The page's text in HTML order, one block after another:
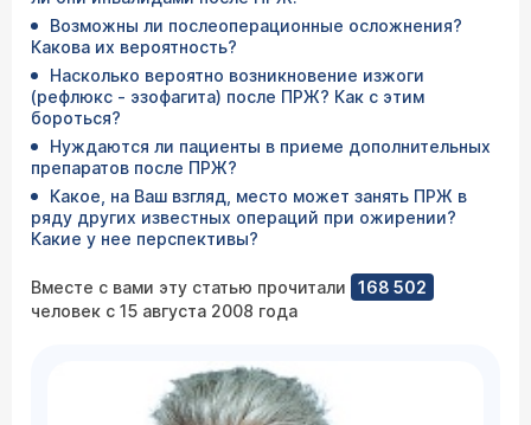
Возможны ли послеоперационные осложнения?
Какова их вероятность?
Насколько вероятно возникновение изжоги
(рефлюкс - эзофагита) после ПРЖ? Как с этим
бороться?
Нуждаются ли пациенты в приеме дополнительных
препаратов после ПРЖ?
Какое, на Ваш взгляд, место может занять ПРЖ в
ряду других известных операций при ожирении?
Какие у нее перспективы?
Вместе с вами эту статью прочитали
168 502
человек с 15 августа 2008 года